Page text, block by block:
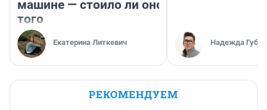
машине — стоило ли оно
того
Екатерина Литкевич Надежда
РЕКОМЕНДУЕМ